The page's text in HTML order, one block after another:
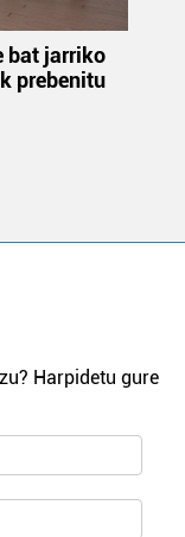
bat jarriko
prebenitu
Harpidetu gure